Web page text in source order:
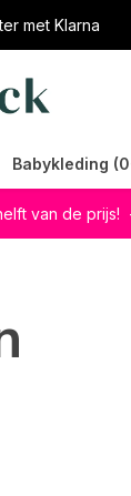
met Klarna
Babykleding
van de prijs!